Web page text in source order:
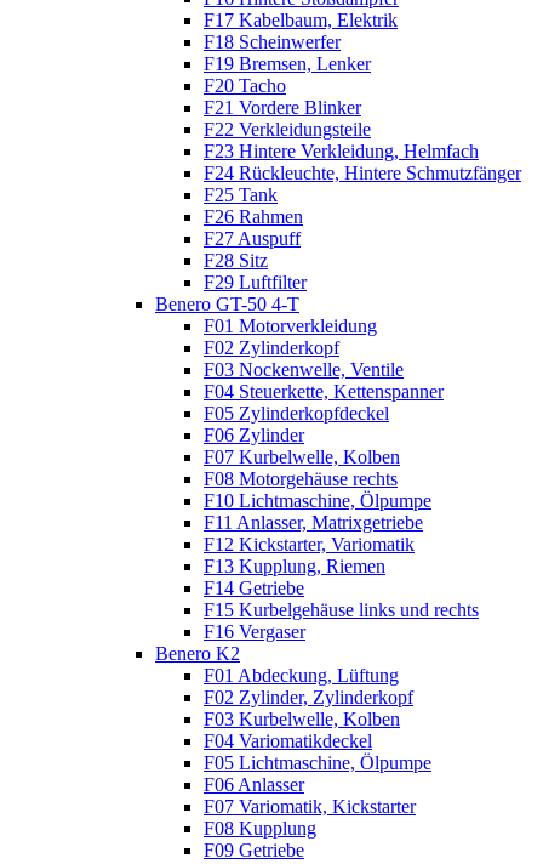
F17 Kabelbaum, Elektrik
F18 Scheinwerfer
F19 Bremsen, Lenker
F20 Tacho
F21 Vordere Blinker
F22 Verkleidungsteile
F23 Hintere Verkleidung, Helmfach
F24 Rückleuchte, Hintere Schmutzfänger
F25 Tank
F26 Rahmen
F27 Auspuff
F28 Sitz
F29 Luftfilter
Benero GT-50 4-T
F01 Motorverkleidung
F02 Zylinderkopf
F03 Nockenwelle, Ventile
F04 Steuerkette, Kettenspanner
F05 Zylinderkopfdeckel
F06 Zylinder
F07 Kurbelwelle, Kolben
F08 Motorgehäuse rechts
F10 Lichtmaschine, Ölpumpe
F11 Anlasser, Matrixgetriebe
F12 Kickstarter, Variomatik
F13 Kupplung, Riemen
F14 Getriebe
F15 Kurbelgehäuse links und rechts
F16 Vergaser
Benero K2
F01 Abdeckung, Lüftung
F02 Zylinder, Zylinderkopf
F03 Kurbelwelle, Kolben
F04 Variomatikdeckel
F05 Lichtmaschine, Ölpumpe
F06 Anlasser
F07 Variomatik, Kickstarter
F08 Kupplung
F09 Getriebe